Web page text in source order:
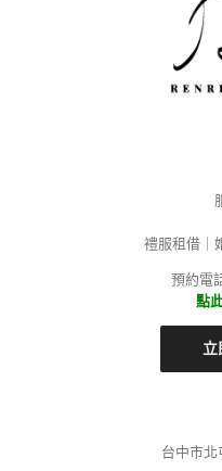
禮服租借｜
預約電
點
立
台中市